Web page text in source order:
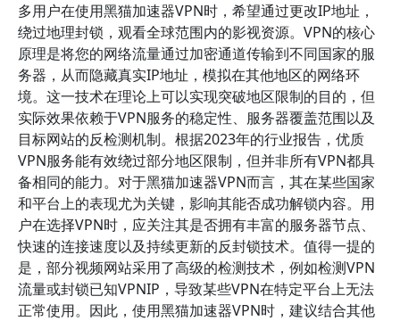
多用户在使用黑猫加速器VPN时，希望通过更改IP地址，
绕过地理封锁，观看全球范围内的影视资源。VPN的核心
原理是将您的网络流量通过加密通道传输到不同国家的服
务器，从而隐藏真实IP地址，模拟在其他地区的网络环
境。这一技术在理论上可以实现突破地区限制的目的，但
实际效果依赖于VPN服务的稳定性、服务器覆盖范围以及
目标网站的反检测机制。根据2023年的行业报告，优质
VPN服务能有效绕过部分地区限制，但并非所有VPN都具
备相同的能力。对于黑猫加速器VPN而言，其在某些国家
和平台上的表现尤为关键，影响其能否成功解锁内容。用
户在选择VPN时，应关注其是否拥有丰富的服务器节点、
快速的连接速度以及持续更新的反封锁技术。值得一提的
是，部分视频网站采用了高级的检测技术，例如检测VPN
流量或封锁已知VPNIP，导致某些VPN在特定平台上无法
正常使用。因此，使用黑猫加速器VPN时，建议结合其他